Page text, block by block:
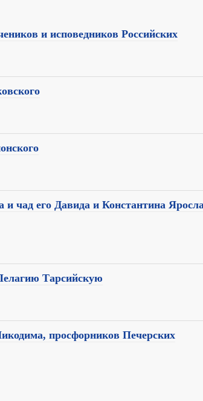
и исповедников Российских
чад его Давида и Константина
Тарсийскую
просфорников Печерских